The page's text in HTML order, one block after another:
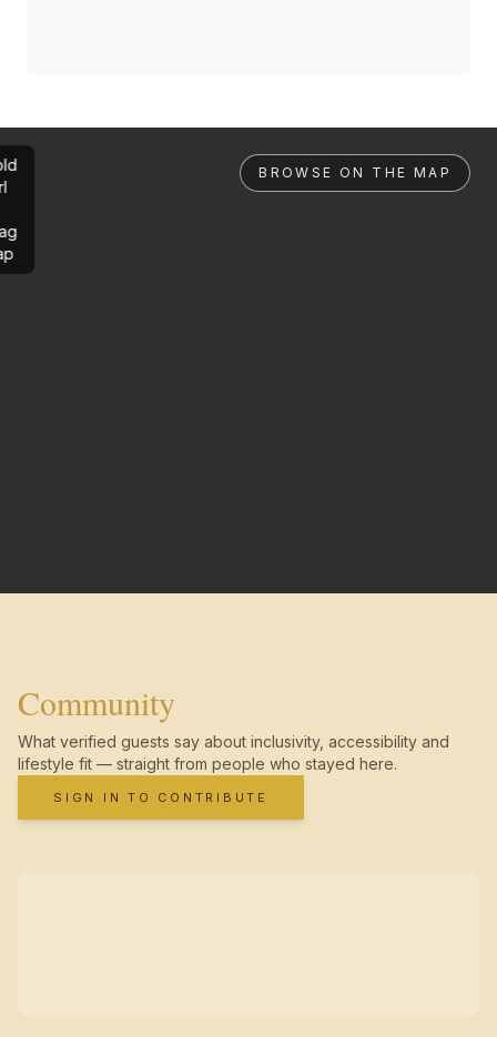
BROWSE ON THE MAP
Community
What verified guests say about inclusivity, accessibility and
lifestyle fit — straight from people who stayed here.
SIGN IN TO CONTRIBUTE